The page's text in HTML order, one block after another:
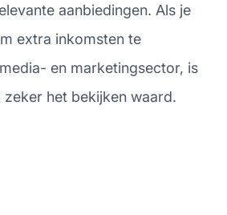
aanbiedingen. Als je
extra inkomsten te
en marketingsector, is
het bekijken waard.